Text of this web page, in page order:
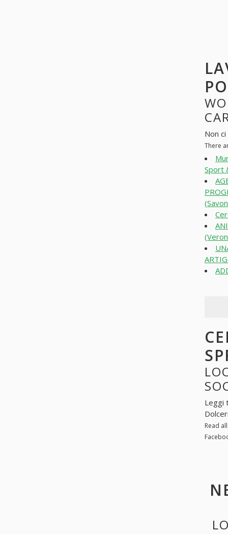
Non
There
Sport
Leggi
Read